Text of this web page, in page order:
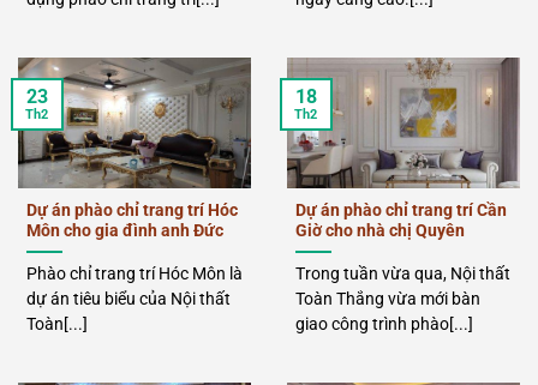
Dự án phào chỉ trang trí Hóc
Môn cho gia đình anh Đức
Phào chỉ trang trí Hóc Môn là
dự án tiêu biểu của Nội thất
Toàn[...]
23
Th2
Dự án phào chỉ trang trí Cần
Giờ cho nhà chị Quyên
Trong tuần vừa qua, Nội thất
Toàn Thắng vừa mới bàn
giao công trình phào[...]
18
Th2